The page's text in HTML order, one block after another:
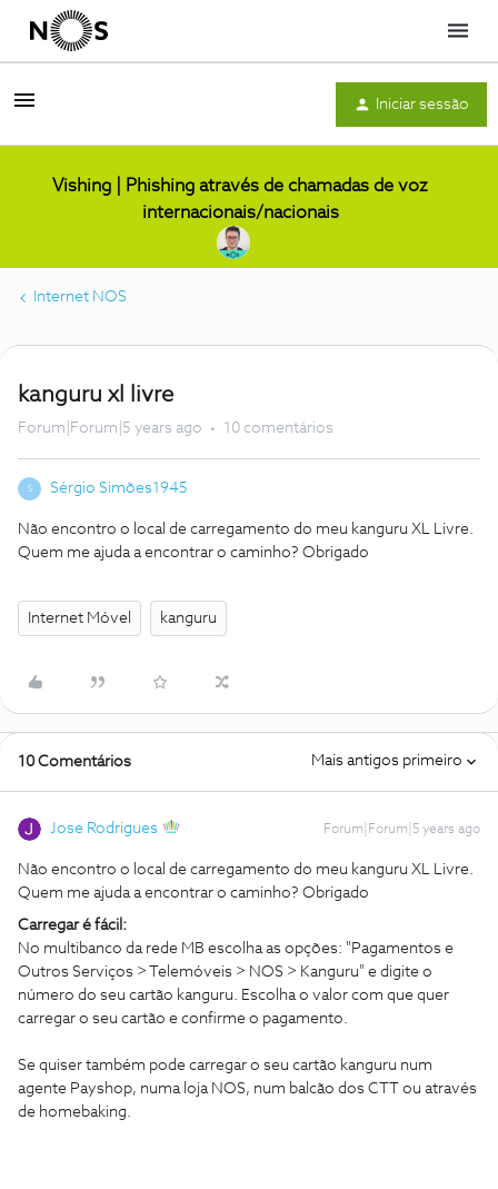
Menu
Iniciar sessão
Vishing | Phishing através de chamadas de voz
internacionais/nacionais
Internet NOS
kanguru xl livre
Forum|Forum|5 years ago 10 comentários
S Sérgio Simões1945
Não encontro o local de carregamento do meu kanguru XL Livre.
Quem me ajuda a encontrar o caminho? Obrigado
Internet Móvel kanguru
10 Comentários Mais antigos primeiro
Jose Rodrigues Forum|Forum|5 years ago
Não encontro o local de carregamento do meu kanguru XL Livre.
Quem me ajuda a encontrar o caminho? Obrigado
Carregar é fácil:
No multibanco da rede MB escolha as opções: "Pagamentos e
Outros Serviços > Telemóveis > NOS > Kanguru" e digite o
número do seu cartão kanguru. Escolha o valor com que quer
carregar o seu cartão e confirme o pagamento.
Se quiser também pode carregar o seu cartão kanguru num
agente Payshop, numa loja NOS, num balcão dos CTT ou através
de homebaking.